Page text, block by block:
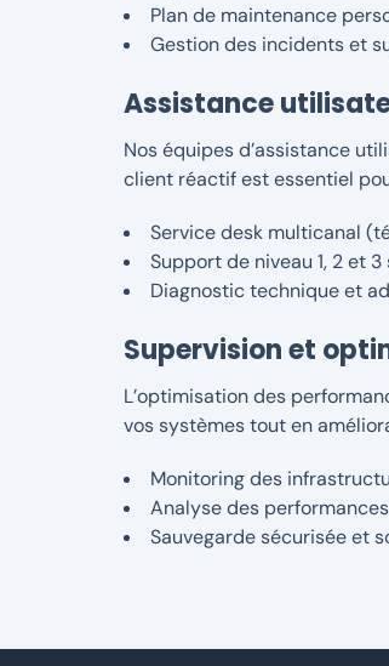
Plan de maintenance
Gestion des incidents et
Assistance
Nos équipes d’assistance
client réactif est essentiel
Service desk multicanal
Support de niveau 1, 2 et
Diagnostic technique et
Supervision et
L’optimisation des
vos systèmes tout en
Monitoring des
Analyse des
Sauvegarde sécurisée et